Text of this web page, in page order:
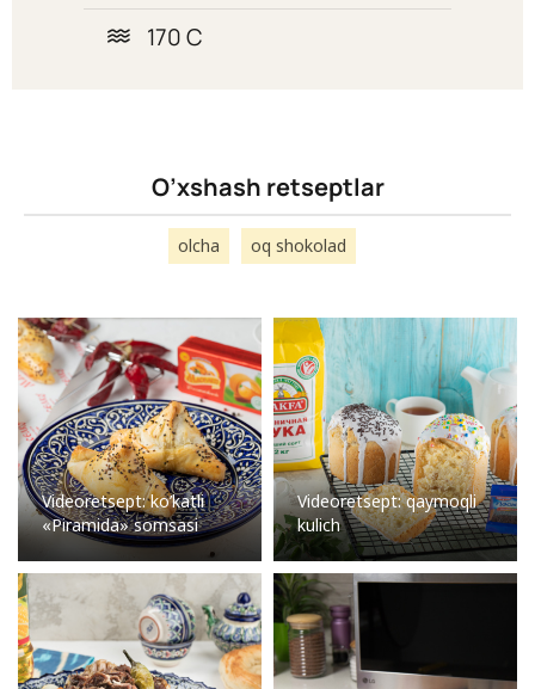
170 C
O’xshash retseptlar
olcha oq shokolad
Videoretsept: ko’katli
«Piramida» somsasi
Videoretsept: qaymoqli
kulich